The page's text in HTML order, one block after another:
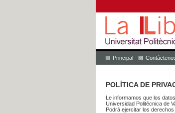
Principal
POLÍTICA DE
Le informamos que los
Universidad Politécnica de
Podrá ejercitar los